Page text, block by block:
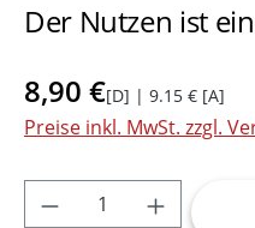
Der Nutzen ist
8,90 €[D] | 9.15 € [A]
Preise inkl. MwSt. zzgl.
Produkt Anzahl: